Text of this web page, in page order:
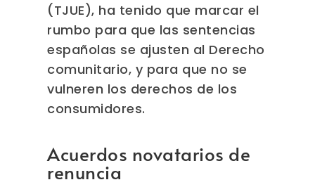
(TJUE), ha tenido que marcar el
rumbo para que las sentencias
españolas se ajusten al Derecho
comunitario, y para que no se
vulneren los derechos de los
consumidores.
Acuerdos novatarios de
renuncia